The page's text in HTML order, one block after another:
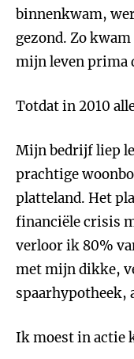
binnenkwam,
gezond. Zo
mijn leven prima
Totdat in 2010
Mijn bedrijf liep
prachtige
platteland. Het
financiële crisis
verloor ik 80%
met mijn dikke,
spaarhypotheek,
Ik moest in actie